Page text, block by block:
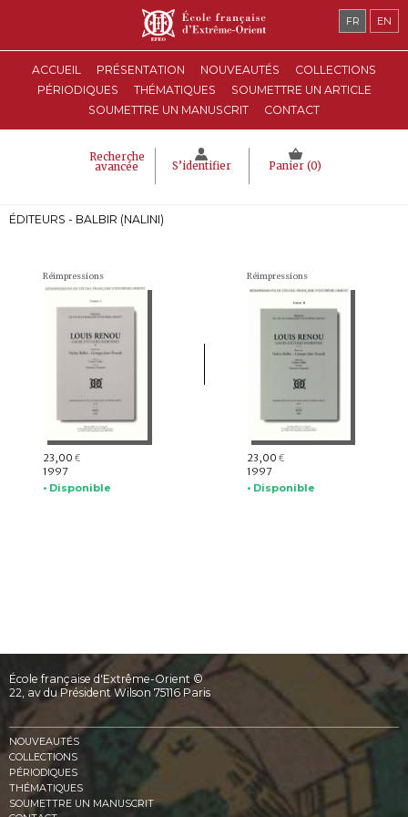
ACCUEIL PRÉSENTATION NOUVEAUTÉS
COLLECTIONS
PÉRIODIQUES
THÉMATIQUES
SOUMETTRE UN ARTICLE
SOUMETTRE UN MANUSCRIT
CONTACT
Recherche
avancée S’identifier Panier (0)
FR EN
ÉDITEURS - BALBIR (NALINI)
Réimpressions
23,00 €
1997
• Disponible
Réimpressions
23,00 €
1997
• Disponible
École française d'Extrême-Orient ©
22, av du Président Wilson 75116 Paris
NOUVEAUTÉS
COLLECTIONS
PÉRIODIQUES
THÉMATIQUES
SOUMETTRE UN MANUSCRIT